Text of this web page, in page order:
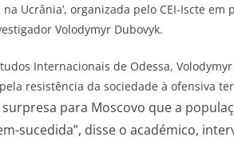
Ucrânia’, organizada pelo CEI-Iscte em
Volodymyr Dubovyk.
Internacionais de Odessa,
resistência da sociedade à ofensiva
surpresa para Moscovo que a
sucedida”, disse o académico,